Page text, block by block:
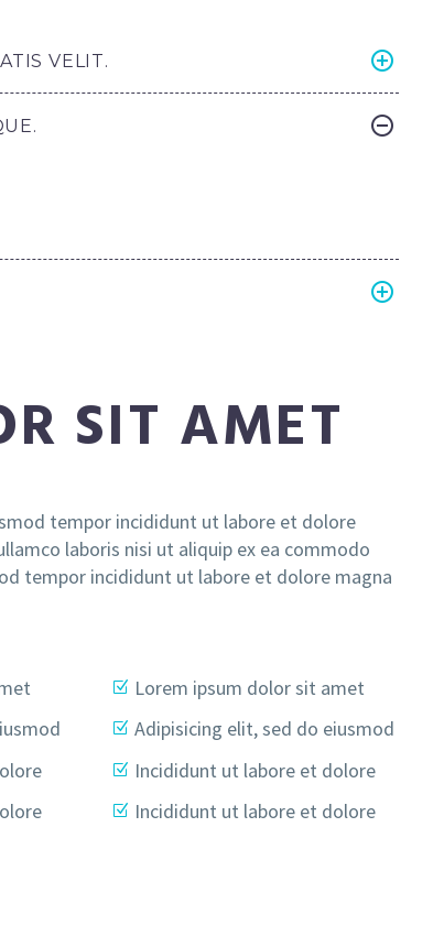
VELIT.
SIT AMET
tempor incididunt ut labore et dolore
laboris nisi ut aliquip ex ea commodo
tempor incididunt ut labore et dolore magna
Lorem ipsum dolor sit amet
Adipisicing elit, sed do eiusmod
Incididunt ut labore et dolore
Incididunt ut labore et dolore